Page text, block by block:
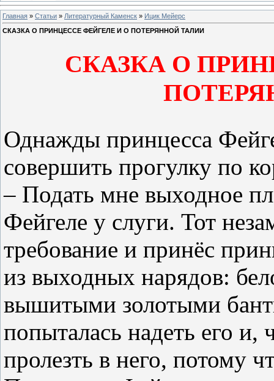
Главная » Статьи » Литературный Каменск » Ицик Мейерс
СКАЗКА О ПРИНЦЕССЕ ФЕЙГЕЛЕ И О ПОТЕРЯННОЙ ТАЛИИ
СКАЗКА О
Однажды принцесса
совершить прогулку по
– Подать мне выходное
Фейгеле у слуги. Тот
требование и принёс
из выходных нарядов:
вышитыми золотыми
попыталась надеть его и,
пролезть в него, потому